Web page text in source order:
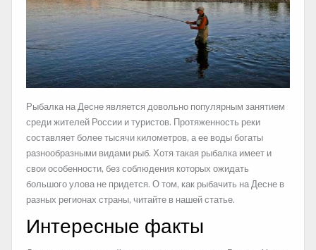
Рыбалка на Десне является довольно популярным занятием
среди жителей России и туристов. Протяженность реки
составляет более тысячи километров, а ее воды богаты
разнообразными видами рыб. Хотя такая рыбалка имеет и
свои особенности, без соблюдения которых ожидать
большого улова не придется. О том, как рыбачить на Десне в
разных регионах страны, читайте в нашей статье.
Интересные факты